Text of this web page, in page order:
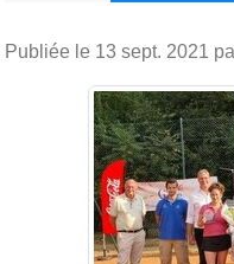
Publiée le 13 sept. 2021